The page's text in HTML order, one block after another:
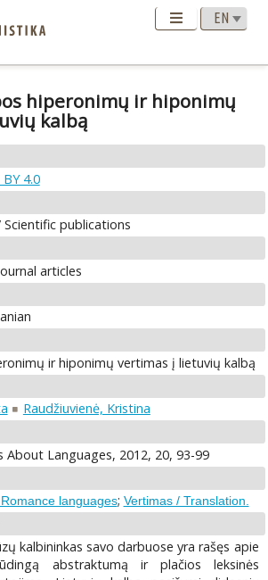
hiperonimų ir hiponimų
kalbą
4.0
publications
articles
ir hiponimų vertimas į lietuvių kalbą
Raudžiuvienė, Kristina
About Languages, 2012, 20, 93-99
languages; Vertimas / Translation.
kalbininkas savo darbuose yra rašęs apie
abstraktumą ir plačios leksinės